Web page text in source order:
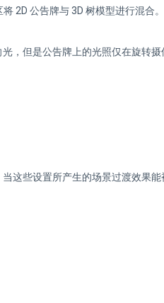
2D 公告牌与 3D 树模型进行混合
，但是公告牌上的光照仅在旋转摄
这些设置所产生的场景过渡效果